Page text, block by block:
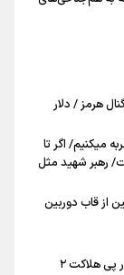
سیگنال هرمز / دلار
میکنیم/ اگر تا
رهبر شهید مثل
از قاب دوربین
فرود یک بالگرد در بیمارستان رمبام در حیفای اشغالی در پی هلاکت ۲